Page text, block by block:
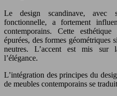
Le design scandinave, avec
fonctionnelle, a fortement
contemporains. Cette
épurées, des formes géométriques
neutres. L’accent est mis sur
l’élégance.
L’intégration des principes du
de meubles contemporains se